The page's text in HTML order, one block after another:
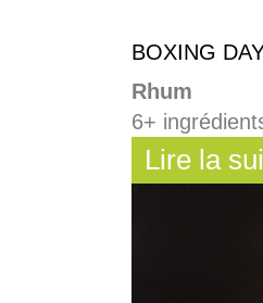
BOXING
Rhum
6+
Lire la